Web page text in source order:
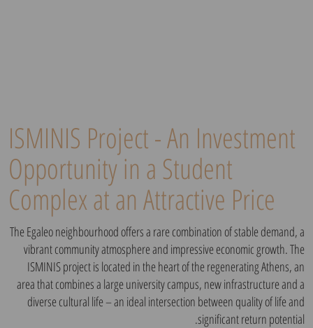
The Egaleo neighbourhood offers a rare combination of stable demand, a
vibrant community atmosphere and impressive economic growth. The
ISMINIS project is located in the heart of the regenerating Athens, an
area that combines a large university campus, new infrastructure and a
diverse cultural life – an ideal intersection between quality of life and
significant return potential.
ISMINIS Project - An Investment
Opportunity in a Student
Complex at an Attractive Price